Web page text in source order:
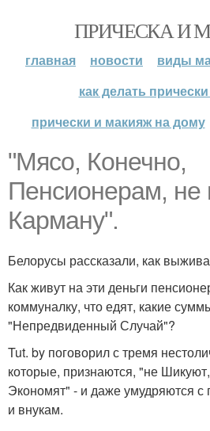
ПРИЧЕСКА И
главная новости
виды
как делать
прически и макияж на дому
"Мясо, Конечно,
Пенсионерам, не
Карману".
Белорусы рассказали, как
Как живут на эти деньги
коммуналку, что едят, какие
"Непредвиденный Случай"?
Tut. by поговорил с тремя
которые, признаются, "не
Экономят" - и даже умудряются с
и внукам.